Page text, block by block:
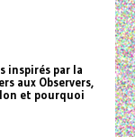
inspirés par la
aux Observers,
et pourquoi